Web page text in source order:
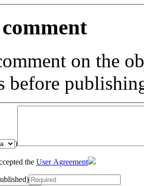
on the
before
)
the User Agreement